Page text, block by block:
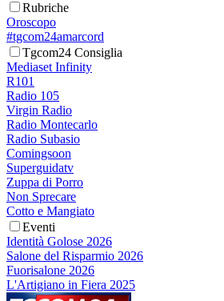
Rubriche
Oroscopo
#tgcom24amarcord
Tgcom24 Consiglia
Mediaset Infinity
R101
Radio 105
Virgin Radio
Radio Montecarlo
Radio Subasio
Comingsoon
Superguidatv
Zuppa di Porro
Non Sprecare
Cotto e Mangiato
Eventi
Identità Golose 2026
Salone del Risparmio 2026
Fuorisalone 2026
L'Artigiano in Fiera 2025